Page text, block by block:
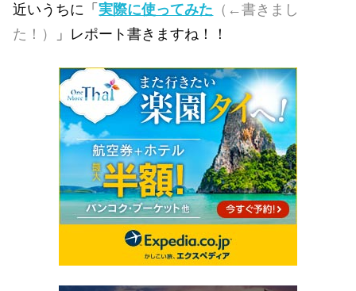
近いうちに「実際に使ってみた （←書きまし
た！）
」レポート書きますね！！